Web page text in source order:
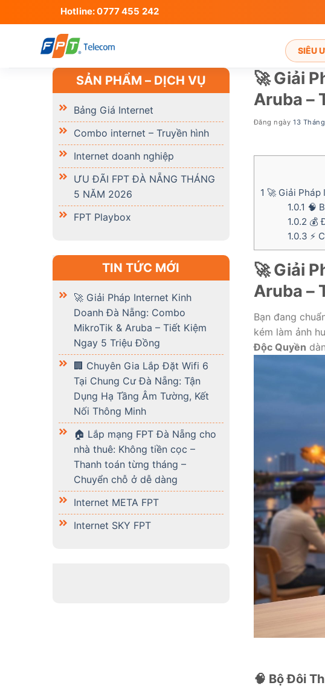
to
Hotline: 0777 455 242
SIÊU
SẢN PHẨM – DỊCH VỤ
Bảng Giá Internet
Combo internet – Truyền hình
Internet doanh nghiệp
ƯU ĐÃI FPT ĐÀ NẴNG THÁNG
5 NĂM 2026
FPT Playbox
TIN TỨC MỚI
🚀 Giải Pháp Internet Kinh
Doanh Đà Nẵng: Combo
MikroTik & Aruba – Tiết Kiệm
Ngay 5 Triệu Đồng
🏢 Chuyên Gia Lắp Đặt Wifi 6
Tại Chung Cư Đà Nẵng: Tận
Dụng Hạ Tầng Âm Tường, Kết
Nối Thông Minh
🏠 Lắp mạng FPT Đà Nẵng cho
nhà thuê: Không tiền cọc –
Thanh toán từng tháng –
Chuyển chỗ ở dễ dàng
Internet META FPT
Internet SKY FPT
🚀 Giải
Aruba –
Đăng ngày13
1 🚀 Giải
1.0.1 🧠
1.0.2 💰
1.0.3 ⚡
🚀 Giải
Aruba –
Bạn đang
kém làm ảnh
Độc Quyền
🧠 Bộ Đôi